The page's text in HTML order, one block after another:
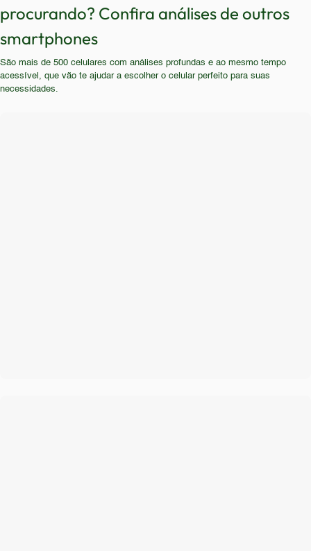
ser desfavoráveis.
dia a dia, como navegação na internet, redes
sociais e consumo de mídia.
pesadas. Também não é indicado para quem
prioriza recursos avançados de câmera,
carregamento rápido e resistência aprimorada.
Usuários que buscam as últimas tecnologias e
atualizações de software devem considerar outras
procurando? Confira análises de outros
smartphones
São mais de 500 celulares com análises profundas e ao mesmo tempo
acessível, que vão te ajudar a escolher o celular perfeito para suas
necessidades.